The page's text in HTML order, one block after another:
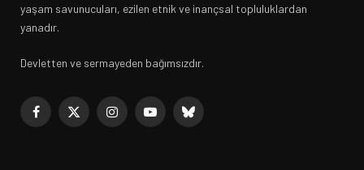
yaşam savunucuları, ezilen etnik ve inançsal topluluklardan
yanadır.
Devletten ve sermayeden bağımsızdır.
Facebook
X
InstagramYouTubeBluesky